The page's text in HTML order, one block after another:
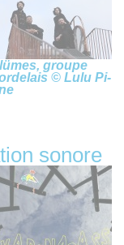
groupe
© Lulu Pi-
sonore